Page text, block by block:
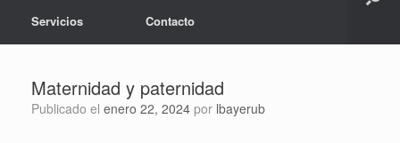
Servicios Contacto
Maternidad y paternidad
Publicado el enero 22, 2024 por lbayerub